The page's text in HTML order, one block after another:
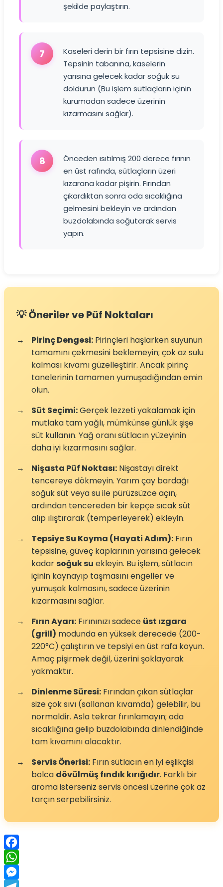
şekilde paylaştırın.
7
Kaseleri derin bir fırın tepsisine dizin.
Tepsinin tabanına, kaselerin
yarısına gelecek kadar soğuk su
doldurun (Bu işlem sütlaçların içinin
kurumadan sadece üzerinin
kızarmasını sağlar).
8
Önceden ısıtılmış 200 derece fırının
en üst rafında, sütlaçların üzeri
kızarana kadar pişirin. Fırından
çıkardıktan sonra oda sıcaklığına
gelmesini bekleyin ve ardından
buzdolabında soğutarak servis
yapın.
💡 Öneriler ve Püf Noktaları
→ Pirinç Dengesi: Pirinçleri haşlarken suyunun
tamamını çekmesini beklemeyin; çok az sulu
kalması kıvamı güzelleştirir. Ancak pirinç
tanelerinin tamamen yumuşadığından emin
olun.
→
Süt Seçimi:Gerçek lezzeti yakalamak için
mutlaka tam yağlı, mümkünse günlük şişe
süt kullanın. Yağ oranı sütlacın yüzeyinin
daha iyi kızarmasını sağlar.
→
Nişasta Püf Noktası: Nişastayı direkt
tencereye dökmeyin. Yarım çay bardağı
soğuk süt veya su ile pürüzsüzce açın,
ardından tencereden bir kepçe sıcak süt
alıp ılıştırarak (temperleyerek) ekleyin.
→
Tepsiye Su Koyma (Hayati Adım): Fırın
tepsisine, güveç kaplarının yarısına gelecek
kadarsoğuk su ekleyin. Bu işlem, sütlacın
içinin kaynayıp taşmasını engeller ve
yumuşak kalmasını, sadece üzerinin
kızarmasını sağlar.
→
Fırın Ayarı: Fırınınızı sadece üst ızgara
(grill) modunda en yüksek derecede (200-
220°C) çalıştırın ve tepsiyi en üst rafa koyun.
Amaç pişirmek değil, üzerini şoklayarak
yakmaktır.
→
Dinlenme Süresi: Fırından çıkan sütlaçlar
size çok sıvı (sallanan kıvamda) gelebilir, bu
normaldir. Asla tekrar fırınlamayın; oda
sıcaklığına gelip buzdolabında dinlendiğinde
tam kıvamını alacaktır.
→
Servis Önerisi: Fırın sütlacın en iyi eşlikçisi
bolca dövülmüş fındık kırığıdır. Farklı bir
aroma isterseniz servis öncesi üzerine çok az
tarçın serpebilirsiniz.
Facebook
WhatsApp